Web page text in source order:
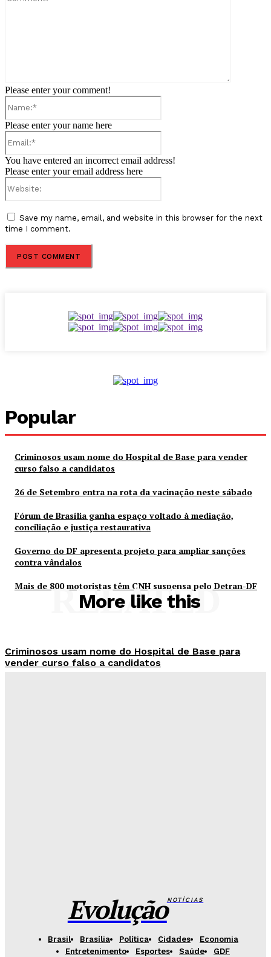
Please enter your comment!
Please enter your name here
You have entered an incorrect email address!
Please enter your email address here
Save my name, email, and website in this browser for the next
time I comment.
Popular
Criminosos usam nome do Hospital de Base para vender
curso falso a candidatos
26 de Setembro entra na rota da vacinação neste sábado
Fórum de Brasília ganha espaço voltado à mediação,
conciliação e justiça restaurativa
Governo do DF apresenta projeto para ampliar sanções
contra vândalos
Mais de 800 motoristas têm CNH suspensa pelo Detran-DF
More like this
RELATED
Criminosos usam nome do Hospital de Base para
vender curso falso a candidatos
EvoluçãoNOTÍCIAS
Brasil Brasília Política Cidades
Economia
Entretenimento
Esportes Saúde GDF